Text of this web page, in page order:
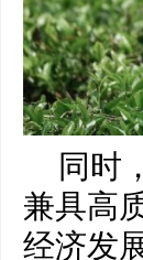
同时
兼具高
经济发